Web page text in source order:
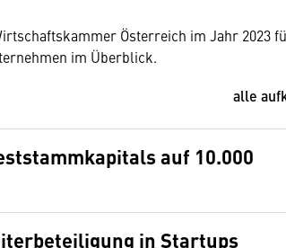
Österreich im Jahr 2023
im Überblick.
alle
auf 10.000
in Startups